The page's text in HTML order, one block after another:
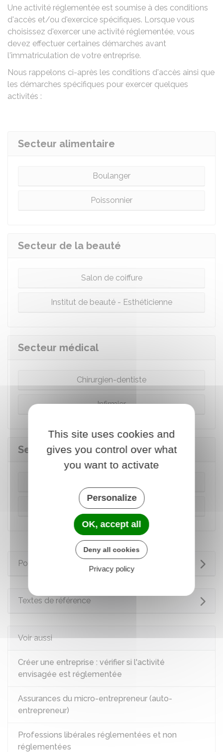
Une activité réglementée est soumise à des conditions
d'accès et/ou d'exercice spécifiques. Lorsque vous
choisissez d'exercer une activité réglementée, vous
devez effectuer certaines démarches avant
l'immatriculation de votre entreprise.
Nous rappelons ci-après les conditions d'accès ainsi que
les démarches spécifiques pour exercer quelques
activités :
Secteur alimentaire
Boulanger
Poissonnier
Secteur de la beauté
Salon de coiffure
Institut de beauté - Esthéticienne
Secteur médical
Chirurgien-dentiste
Infirmier
Secteur de l'immobilier
Architecte
Pour en savoir plus
Textes de référence
Voir aussi
Créer une entreprise : vérifier si l'activité
envisagée est réglementée
Assurances du micro-entrepreneur (auto-
entrepreneur)
Professions libérales réglementées et non
réglementées
This site uses cookies and
gives you control over what
you want to activate
Personalize
OK, accept all
Deny all cookies
Privacy policy